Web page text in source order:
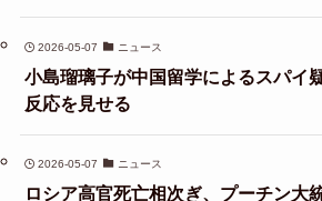
2026-05-07 ニュース
小島瑠璃子が中国留学によるスパイ
反応を見せる
2026-05-07 ニュース
ロシア高官死亡相次ぎ、プーチン大